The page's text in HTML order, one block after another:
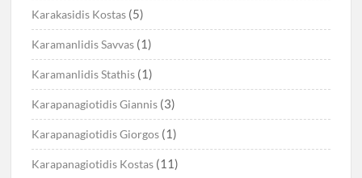
Karakasidis Kostas (5)
Karamanlidis Savvas (1)
Karamanlidis Stathis (1)
Karapanagiotidis Giannis (3)
Karapanagiotidis Giorgos (1)
Karapanagiotidis Kostas (11)